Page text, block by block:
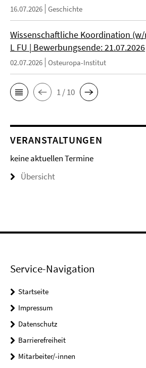
16.07.2026 Geschichte
Wissenschaftliche Koordination (w/
L FU | Bewerbungsende: 21.07.2026
02.07.2026 Osteuropa-Institut
1 / 10
VERANSTALTUNGEN
keine aktuellen Termine
Übersicht
Service-Navigation
Startseite
Impressum
Datenschutz
Barrierefreiheit
Mitarbeiter/-innen